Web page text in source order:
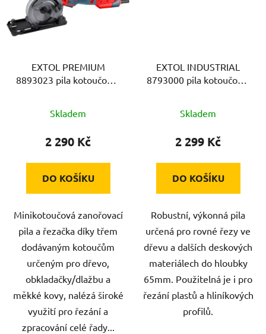
EXTOL PREMIUM
8893023 pila kotoučová/
705W
Skladem
2 290 Kč
DO KOŠÍKU
Minikotoučová zanořovací
pila a řezačka díky třem
dodávaným kotoučům
určeným pro dřevo,
obkladačky/dlažbu a
měkké kovy, nalézá široké
využití pro řezání a
zpracování celé řady...
EXTOL INDUSTRIAL
8793000 pila kotoučová,
Skladem
2 299 Kč
DO KOŠÍKU
Robustní, výkonná pila
určená pro rovné řezy ve
dřevu a dalších deskových
materiálech do hloubky
65mm. Použitelná je i pro
řezání plastů a hliníkových
profilů.